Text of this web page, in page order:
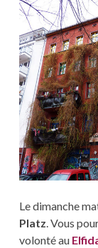
Le dimanche
Platz. Vous
volonté au